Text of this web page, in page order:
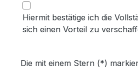
Hiermit bestätige ich die
sich einen Vorteil zu
Die mit einem Stern (*)